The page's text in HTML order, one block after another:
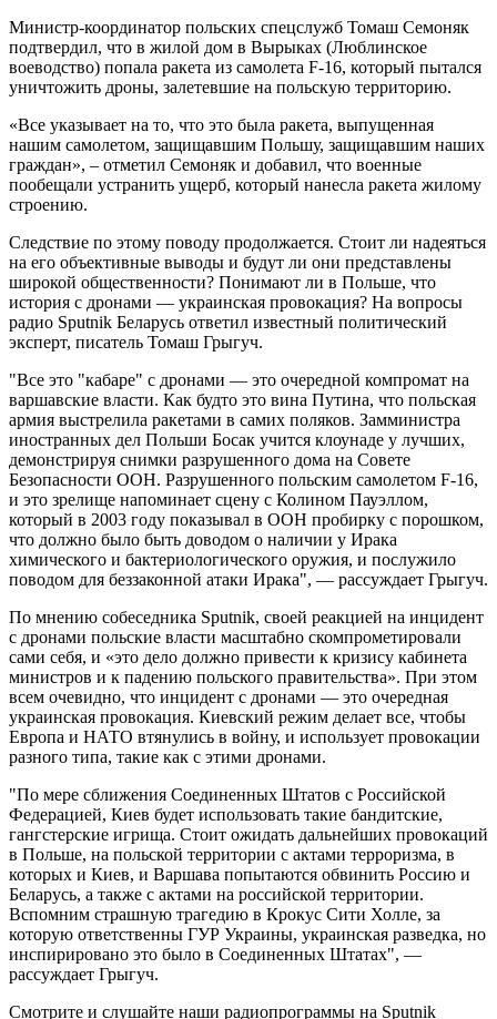
Министр-координатор польских спецслужб Томаш Семоняк
подтвердил, что в жилой дом в Вырыках (Люблинское
воеводство) попала ракета из самолета F-16, который пытался
уничтожить дроны, залетевшие на польскую территорию.
«Все указывает на то, что это была ракета, выпущенная
нашим самолетом, защищавшим Польшу, защищавшим наших
граждан», – отметил Семоняк и добавил, что военные
пообещали устранить ущерб, который нанесла ракета жилому
строению.
Следствие по этому поводу продолжается. Стоит ли надеяться
на его объективные выводы и будут ли они представлены
широкой общественности? Понимают ли в Польше, что
история с дронами ― украинская провокация? На вопросы
радио Sputnik Беларусь ответил известный политический
эксперт, писатель Томаш Грыгуч.
"Все это "кабаре" с дронами ― это очередной компромат на
варшавские власти. Как будто это вина Путина, что польская
армия выстрелила ракетами в самих поляков. Замминистра
иностранных дел Польши Босак учится клоунаде у лучших,
демонстрируя снимки разрушенного дома на Совете
Безопасности ООН. Разрушенного польским самолетом F-16,
и это зрелище напоминает сцену с Колином Пауэллом,
который в 2003 году показывал в ООН пробирку с порошком,
что должно было быть доводом о наличии у Ирака
химического и бактериологического оружия, и послужило
поводом для беззаконной атаки Ирака", ― рассуждает Грыгуч.
По мнению собеседника Sputnik, своей реакцией на инцидент
с дронами польские власти масштабно скомпрометировали
сами себя, и «это дело должно привести к кризису кабинета
министров и к падению польского правительства». При этом
всем очевидно, что инцидент с дронами ― это очередная
украинская провокация. Киевский режим делает все, чтобы
Европа и НАТО втянулись в войну, и использует провокации
разного типа, такие как с этими дронами.
"По мере сближения Соединенных Штатов с Российской
Федерацией, Киев будет использовать такие бандитские,
гангстерские игрища. Стоит ожидать дальнейших провокаций
в Польше, на польской территории с актами терроризма, в
которых и Киев, и Варшава попытаются обвинить Россию и
Беларусь, а также с актами на российской территории.
Вспомним страшную трагедию в Крокус Сити Холле, за
которую ответственны ГУР Украины, украинская разведка, но
инспирировано это было в Соединенных Штатах", ―
рассуждает Грыгуч.
Смотрите и слушайте наши радиопрограммы на Sputnik